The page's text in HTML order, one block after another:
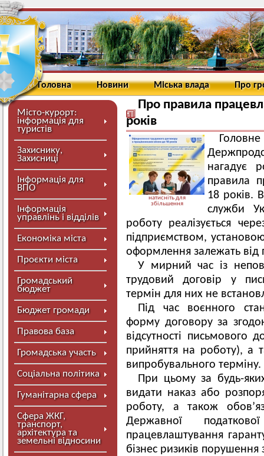
Головна Новини Міська влада Про
Місто-курорт:
інформація для
туристів
Захиснику,
Захисниці
Інформація для
ВПО
Інформація
управлінь і відділів
Економіка міста
Проєкти міста
Громадський
бюджет
Бюджет громади
Правова база
Громадська участь
Соціальна політика
Гуманітарна сфера
Сфера ЖКГ,
транспорт,
архітектура та
земельні відносини
Про правила
років
натисніть для
збільшення
нагадує
правила
18 років.
служби
роботу реалізується
підприємством,
оформлення залежать від
У мирний час із
трудовий договір у
термін для них не
Під час воєнного
форму договору за
відсутності письмового
прийняття на роботу), а
випробувального терміну.
При цьому за будь-
видати наказ або
роботу, а також
Державної
працевлаштування
бізнес ризиків порушення